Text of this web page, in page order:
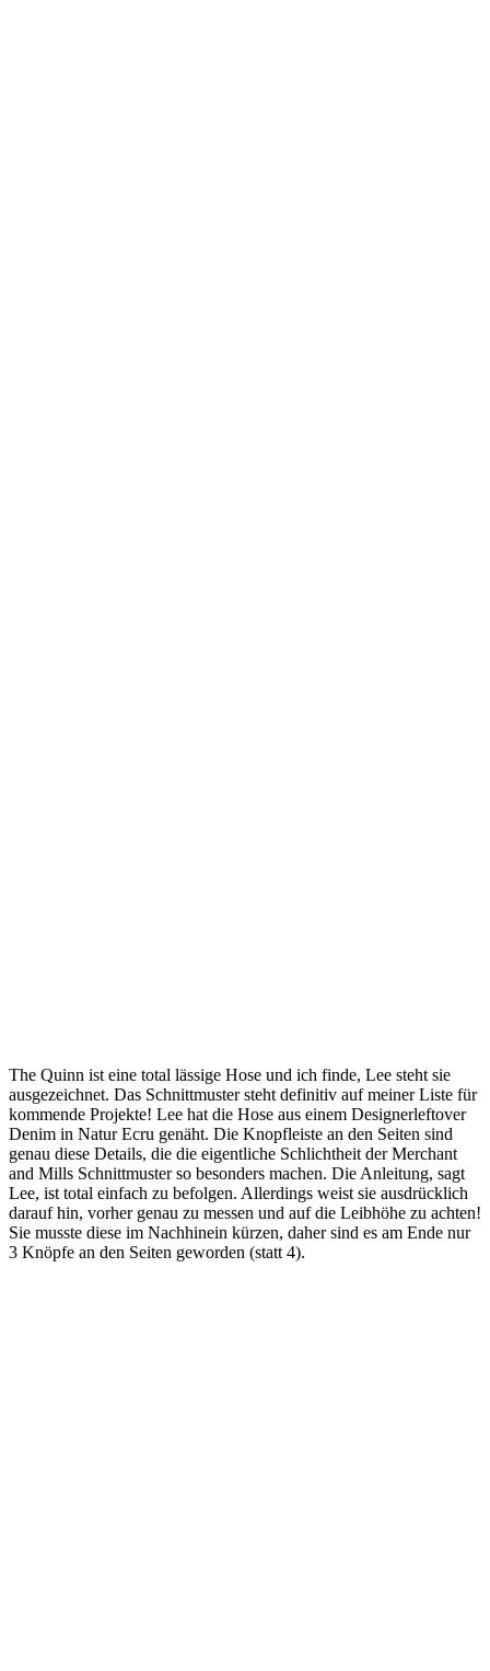
The Quinn ist eine total lässige Hose und ich finde, Lee steht sie
ausgezeichnet. Das Schnittmuster steht definitiv auf meiner Liste für
kommende Projekte! Lee hat die Hose aus einem Designerleftover
Denim in Natur Ecru genäht. Die Knopfleiste an den Seiten sind
genau diese Details, die die eigentliche Schlichtheit der Merchant
and Mills Schnittmuster so besonders machen. Die Anleitung, sagt
Lee, ist total einfach zu befolgen. Allerdings weist sie ausdrücklich
darauf hin, vorher genau zu messen und auf die Leibhöhe zu achten!
Sie musste diese im Nachhinein kürzen, daher sind es am Ende nur
3 Knöpfe an den Seiten geworden (statt 4).